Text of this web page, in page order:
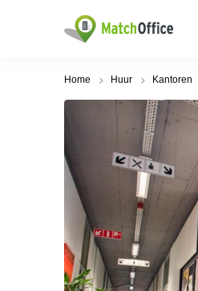
Home Huur Kantoren